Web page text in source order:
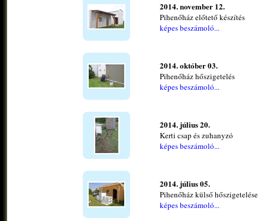
2014. november 12.
Pihenőház előtető készítés
képes beszámoló...
2014. október 03.
Pihenőház hőszigetelés
képes beszámoló...
2014. július 20.
Kerti csap és zuhanyzó
képes beszámoló...
2014. július 05.
Pihenőház külső hőszigetelése
képes beszámoló...